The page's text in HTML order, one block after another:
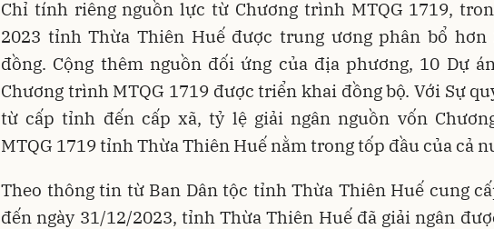
Chỉ tính riêng nguồn lực từ Chương trình MTQG 1719,
2023 tỉnh Thừa Thiên Huế được trung ương phân bổ hơn
đồng. Cộng thêm nguồn đối ứng của địa phương, 10 Dự
Chương trình MTQG 1719 được triển khai đồng bộ. Với Sự
từ cấp tỉnh đến cấp xã, tỷ lệ giải ngân nguồn vốn
MTQG 1719 tỉnh Thừa Thiên Huế nằm trong tốp đầu của cả
Theo thông tin từ Ban Dân tộc tỉnh Thừa Thiên Huế cung
đến ngày 31/12/2023, tỉnh Thừa Thiên Huế đã giải ngân